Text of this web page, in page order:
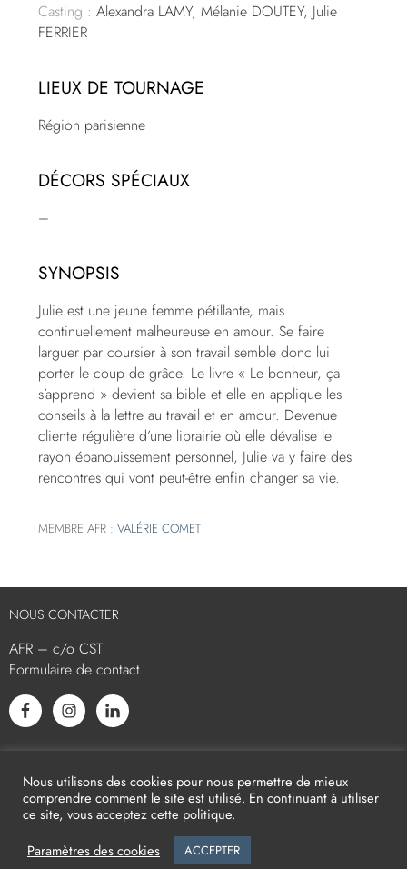
Casting : Alexandra LAMY, Mélanie DOUTEY, Julie
FERRIER
LIEUX DE TOURNAGE
Région parisienne
DÉCORS SPÉCIAUX
–
SYNOPSIS
Julie est une jeune femme pétillante, mais
continuellement malheureuse en amour. Se faire
larguer par coursier à son travail semble donc lui
porter le coup de grâce. Le livre « Le bonheur, ça
s’apprend » devient sa bible et elle en applique les
conseils à la lettre au travail et en amour. Devenue
cliente régulière d’une librairie où elle dévalise le
rayon épanouissement personnel, Julie va y faire des
rencontres qui vont peut-être enfin changer sa vie.
MEMBRE AFR :VALÉRIE COMET
NOUS CONTACTER
AFR – c/o CST
Formulaire de contact
Nous utilisons des cookies pour nous permettre de mieux
comprendre comment le site est utilisé. En continuant à utiliser
ce site, vous acceptez cette politique.
Paramètres des cookies
ACCEPTER